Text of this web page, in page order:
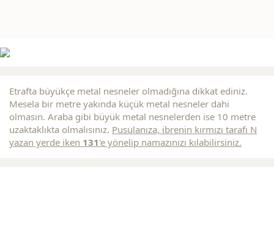
Etrafta büyükçe metal nesneler olmadığına dikkat ediniz.
Mesela bir metre yakında küçük metal nesneler dahi
olmasın. Araba gibi büyük metal nesnelerden ise 10 metre
uzaktaklıkta olmalısınız. Pusulanıza, ibrenin kırmızı tarafı N
yazan yerde iken 131'e yönelip namazınızı kılabilirsiniz.